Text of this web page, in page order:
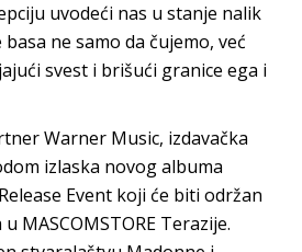
uvodeći nas u stanje nalik
ne samo da čujemo, već
svest i brišući granice ega i
Warner Music, izdavačka
izlaska novog albuma
Event koji će biti održan
MASCOMSTORE Terazije.